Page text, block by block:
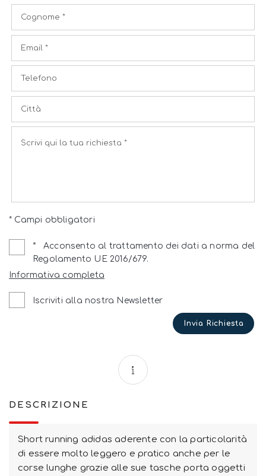
* Campi obbligatori
*
Acconsento al trattamento dei dati a norma del
Regolamento UE 2016/679.
Informativa completa
Iscriviti alla nostra Newsletter
Invia Richiesta
DESCRIZIONE
Short running adidas aderente con la particolarità
di essere molto leggero e pratico anche per le
corse lunghe grazie alle sue tasche porta oggetti